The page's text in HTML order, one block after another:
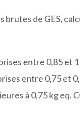
brutes de GES,
entre 0,85 et
entre 0,75 et
à 0,75 kg eq.